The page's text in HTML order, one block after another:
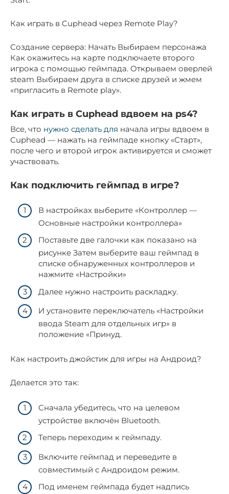
Как играть в Cuphead через Remote Play?
Создание сервера: Начать Выбираем персонажа
Как окажитесь на карте подключаете второго
игрока с помощью геймпада. Открываем оверлей
steam Выбираем друга в списке друзей и жмем
«пригласить в Remote play».
Как играть в Cuphead вдвоем на ps4?
Все, что нужно сделать для начала игры вдвоем в
Cuphead — нажать на геймпаде кнопку «Старт»,
после чего и второй игрок активируется и сможет
участвовать.
Как подключить геймпад в игре?
В настройках выберите «Контроллер —
Основные настройки контроллера»
Поставьте две галочки как показано на
рисунке Затем выберите ваш геймпад в
списке обнаруженных контроллеров и
нажмите «Настройки»
Далее нужно настроить раскладку.
И установите переключатель «Настройки
ввода Steam для отдельных игр» в
положение «Принуд.
Как настроить джойстик для игры на Андроид?
Делается это так:
Сначала убедитесь, что на целевом
устройстве включён Bluetooth.
Теперь переходим к геймпаду.
Включите геймпад и переведите в
совместимый с Андроидом режим.
Под именем геймпада будет надпись